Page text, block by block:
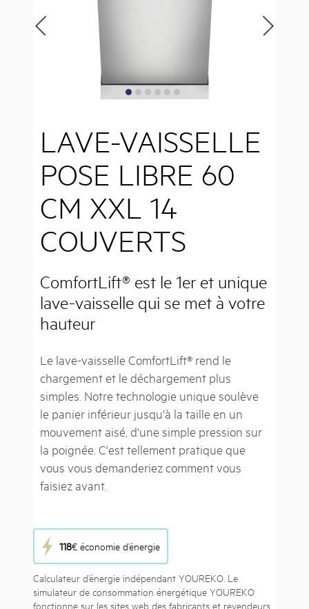
LAVE-VAISSELLE
POSE LIBRE 60
CM XXL 14
COUVERTS
ComfortLift® est le 1er et unique
lave-vaisselle qui se met à votre
hauteur
Le lave-vaisselle ComfortLift® rend le
chargement et le déchargement plus
simples. Notre technologie unique soulève
le panier inférieur jusqu'à la taille en un
mouvement aisé, d'une simple pression sur
la poignée. C'est tellement pratique que
vous vous demanderiez comment vous
faisiez avant.
118€ économie d’énergie
Calculateur d’énergie indépendant YOUREKO. Le
simulateur de consommation énergétique YOUREKO
fonctionne sur les sites web des fabricants et revendeurs,